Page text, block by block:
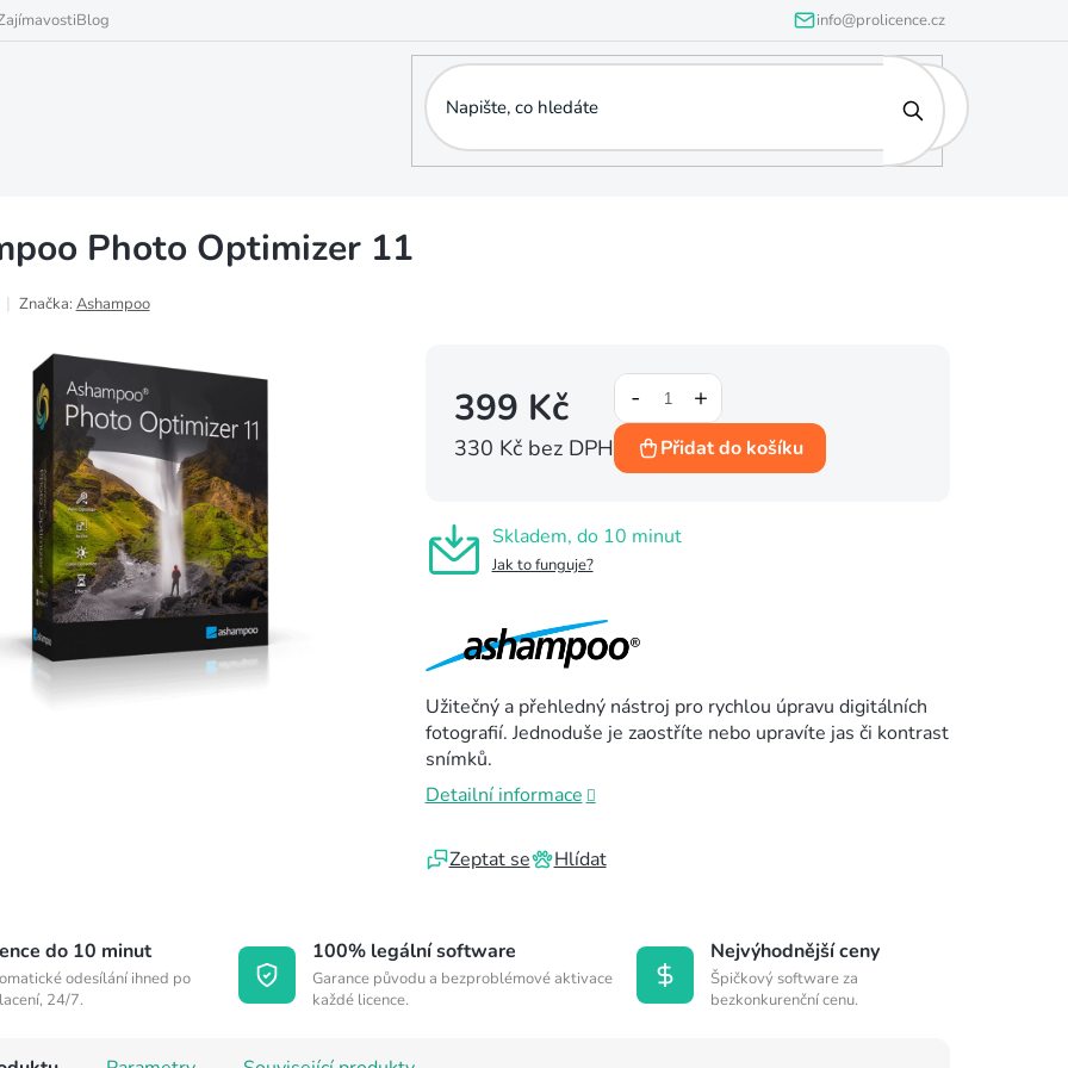
info@prolicence.cz
Blog
Photo Optimizer 11
Značka: Ashampoo
Skladem, do 10 minut
Jak to funguje?
Užitečný a přehledný nástroj pro rychlou úpravu digitálních
fotografií. Jednoduše je zaostříte nebo upravíte jas či kontrast
snímků.
Detailní informace
Zeptat se Hlídat
399 Kč
330 Kč bez DPH Přidat do košíku
do 10 minut
odesílání ihned po
24/7.
100% legální software
Garance původu a bezproblémové aktivace
každé licence.
Nejvýhodnější ceny
Špičkový software za
bezkonkurenční cenu.